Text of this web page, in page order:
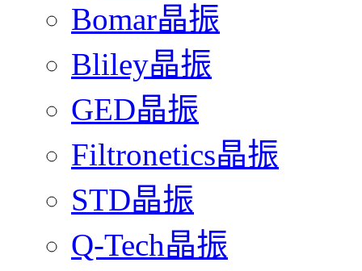
Bomar晶振
Bliley晶振
GED晶振
Filtronetics晶振
STD晶振
Q-Tech晶振